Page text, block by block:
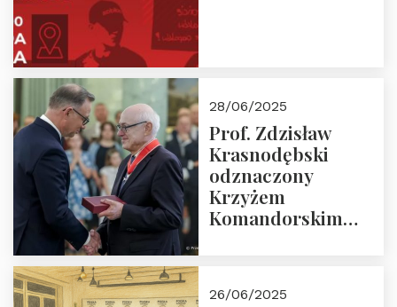
28/06/2025
Prof. Zdzisław
Krasnodębski
odznaczony
Krzyżem
Komandorskim
26/06/2025